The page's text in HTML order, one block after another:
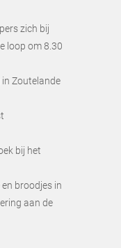
zich bij
loop om 8.30
Zoutelande
bij het
broodjes in
aan de